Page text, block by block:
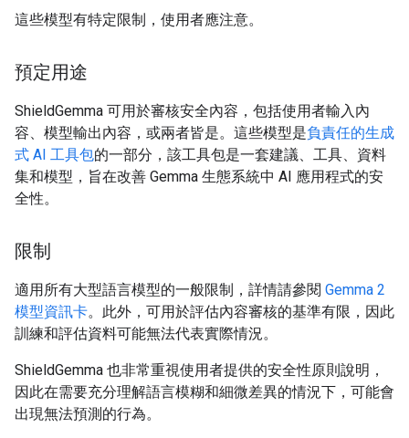
這些模型有特定限制，使用者應注意。
預定用途
ShieldGemma 可用於審核安全內容，包括使用者輸入內
容、模型輸出內容，或兩者皆是。這些模型是負責任的生成
式 AI 工具包的一部分，該工具包是一套建議、工具、資料
集和模型，旨在改善 Gemma 生態系統中 AI 應用程式的安
全性。
限制
適用所有大型語言模型的一般限制，詳情請參閱 Gemma 2
模型資訊卡。此外，可用於評估內容審核的基準有限，因此
訓練和評估資料可能無法代表實際情況。
ShieldGemma 也非常重視使用者提供的安全性原則說明，
因此在需要充分理解語言模糊和細微差異的情況下，可能會
出現無法預測的行為。